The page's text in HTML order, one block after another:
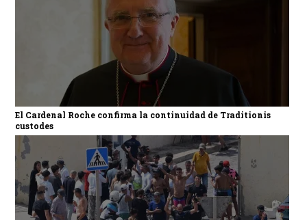
El Cardenal Roche confirma la continuidad de Traditionis
custodes